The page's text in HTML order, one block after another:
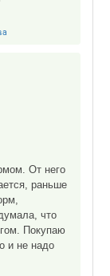
От него
раньше
что
Покупаю
и не надо